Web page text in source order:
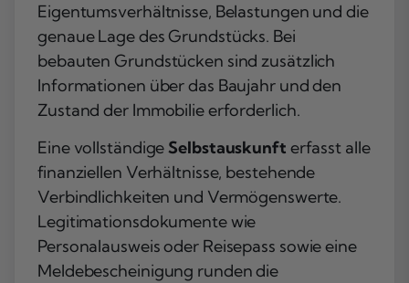
Eigentumsverhältnisse, Belastungen und die
genaue Lage des Grundstücks. Bei
bebauten Grundstücken sind zusätzlich
Informationen über das Baujahr und den
Zustand der Immobilie erforderlich.
Eine vollständigeSelbstauskunft erfasst alle
finanziellen Verhältnisse, bestehende
Verbindlichkeiten und Vermögenswerte.
Legitimationsdokumente wie
Personalausweis oder Reisepass sowie eine
Meldebescheinigung runden die